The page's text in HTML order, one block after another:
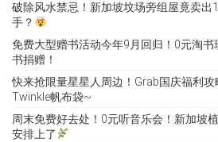
破除风水禁忌！新加坡坟场旁组屋竟卖出
手？
免费大型赠书活动今年9月回归！0元淘书
书捐赠！
快来抢限量星星人周边！Grab国庆福利
Twinkle帆布袋~
周末免费好去处！0元听音乐会！新加坡
安排上了